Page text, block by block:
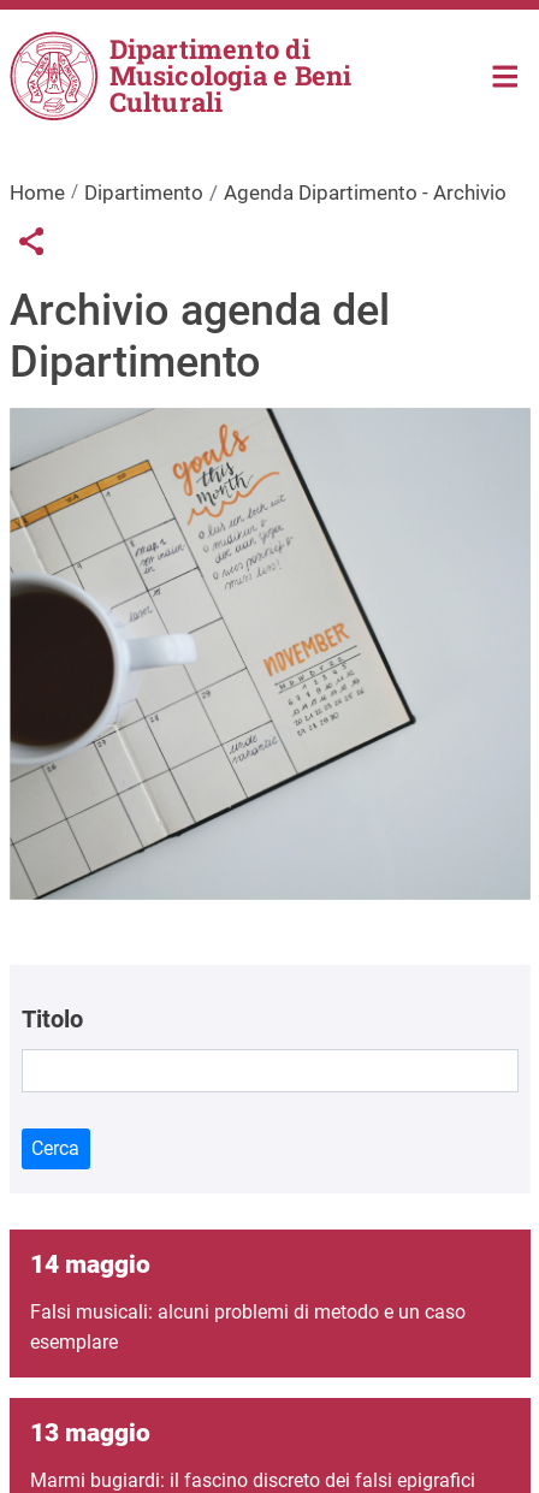
Salta al contenuto principale
Dipartimento di
Musicologia e Beni
Culturali
Home Dipartimento Agenda Dipartimento - Archivio
Links condivisione social
Share button
Archivio agenda del
Dipartimento
Titolo
Cerca
14 maggio
Falsi musicali: alcuni problemi di metodo e un caso
esemplare
13 maggio
Marmi bugiardi: il fascino discreto dei falsi epigrafici